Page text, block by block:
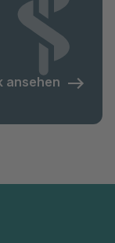
ansehen